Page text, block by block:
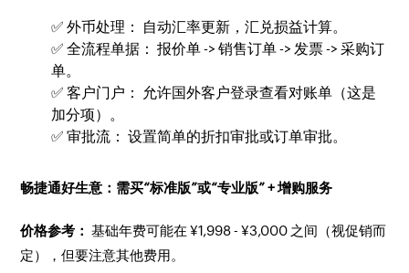
✅ 外币处理： 自动汇率更新，汇兑损益计算。
✅ 全流程单据： 报价单 -> 销售订单 -> 发票 -> 采购订
单。
✅ 客户门户： 允许国外客户登录查看对账单（这是
加分项）。
✅ 审批流： 设置简单的折扣审批或订单审批。
畅捷通好生意：需买“标准版”或“专业版” + 增购服务
价格参考：基础年费可能在 ¥1,998 - ¥3,000 之间（视促销而
定），但要注意其他费用。